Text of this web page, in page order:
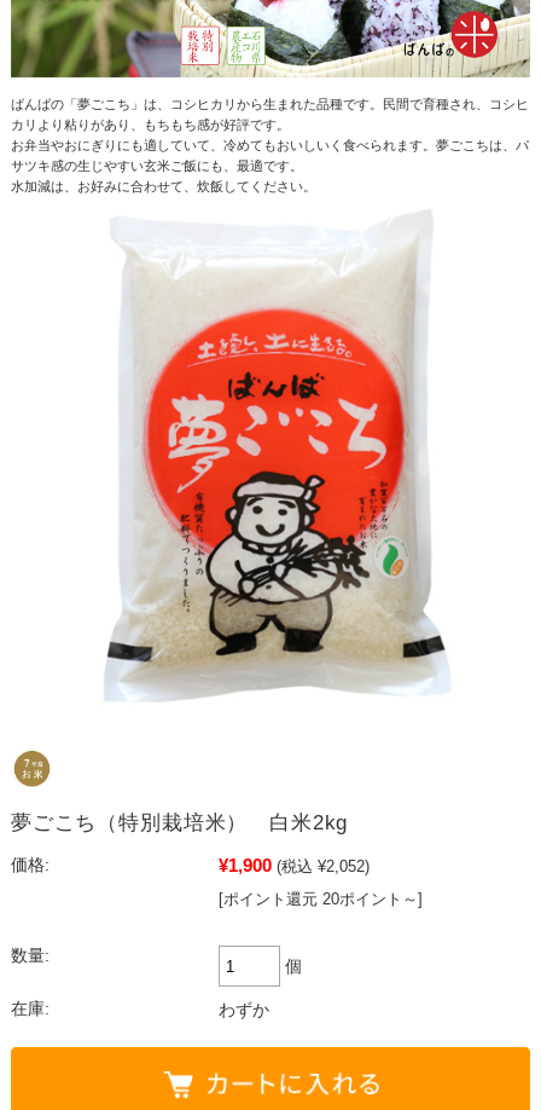
ばんばの「夢ごこち」は、コシヒカリから生まれた品種です。民間で育種され、コシヒ
カリより粘りがあり、もちもち感が好評です。
お弁当やおにぎりにも適していて、冷めてもおいしいく食べられます。夢ごこちは、パ
サツキ感の生じやすい玄米ご飯にも、最適です。
水加減は、お好みに合わせて、炊飯してください。
夢ごこち（特別栽培米） 白米2kg
価格: ¥1,900 (税込 ¥2,052)
[ポイント還元 20ポイント～]
数量:
個
在庫: わずか